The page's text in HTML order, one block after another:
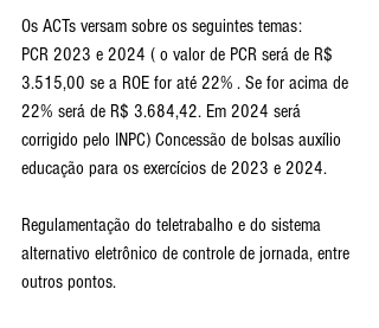
Os ACTs versam sobre os seguintes temas:
PCR 2023 e 2024 ( o valor de PCR será de R$
3.515,00 se a ROE for até 22% . Se for acima de
22% será de R$ 3.684,42. Em 2024 será
corrigido pelo INPC) Concessão de bolsas auxílio
educação para os exercícios de 2023 e 2024.
Regulamentação do teletrabalho e do sistema
alternativo eletrônico de controle de jornada, entre
outros pontos.